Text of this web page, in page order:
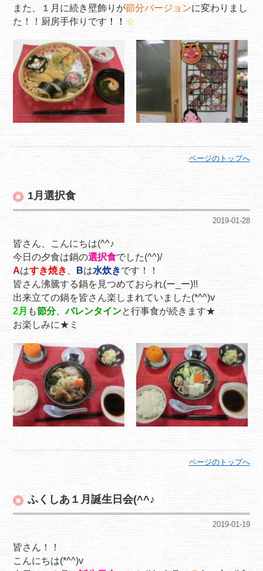
また、１月に続き壁飾りが節分バージョンに変わりまし
た！！厨房手作りです ！！ ☆
ページのトップへ
1月選択食
2019-01-28
皆さん、こんにちは(^^♪
今日の夕食は鍋の選択食でした(^^)/
Aはすき焼き Bは水炊きです！！
皆さん沸騰する鍋を見つめておられ(ー_ー)!!
出来立ての鍋を皆さん楽しまれていました(*^^)v
2月 も節分、バレンタインと行事食が続きます★
お楽しみに★ミ
ページのトップへ
ふくしあ１月誕生日会(^^♪
2019-01-19
皆さん！！
こんにちは(*^^)v